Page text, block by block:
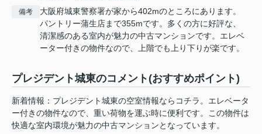
備考
大阪府城東警察署が家から402mのところにあります。
パントリー蒲生店まで355mです。多くの方に好評な、
清潔感のある室内が魅力の中古マンションです。エレベ
ーター付きの物件なので、上階でも上り下りが楽です。
プレジデント城東のコメント(おすすめポイント)
新着情報：プレジデント城東の空室情報ならコチラ。エレベータ
ー付きの物件なので、重い荷物を運ぶ時に便利です。この物件は
快適な室内環境が魅力の中古マンションとなっています。